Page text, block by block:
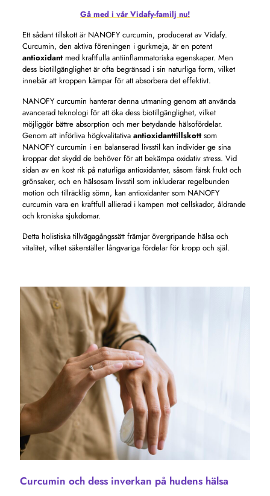
Gå med i vår Vidafy-familj nu!
Ett sådant tillskott är NANOFY curcumin, producerat av Vidafy.
Curcumin, den aktiva föreningen i gurkmeja, är en potent
antioxidantmed kraftfulla antiinflammatoriska egenskaper. Men
dess biotillgänglighet är ofta begränsad i sin naturliga form, vilket
innebär att kroppen kämpar för att absorbera det effektivt.
NANOFY curcumin hanterar denna utmaning genom att använda
avancerad teknologi för att öka dess biotillgänglighet, vilket
möjliggör bättre absorption och mer betydande hälsofördelar.
Genom att införliva högkvalitativa antioxidanttillskottsom
NANOFY curcumin i en balanserad livsstil kan individer ge sina
kroppar det skydd de behöver för att bekämpa oxidativ stress. Vid
sidan av en kost rik på naturliga antioxidanter, såsom färsk frukt och
grönsaker, och en hälsosam livsstil som inkluderar regelbunden
motion och tillräcklig sömn, kan antioxidanter som NANOFY
curcumin vara en kraftfull allierad i kampen mot cellskador, åldrande
och kroniska sjukdomar.
Detta holistiska tillvägagångssätt främjar övergripande hälsa och
vitalitet, vilket säkerställer långvariga fördelar för kropp och själ.
Curcumin och dess inverkan på hudens hälsa